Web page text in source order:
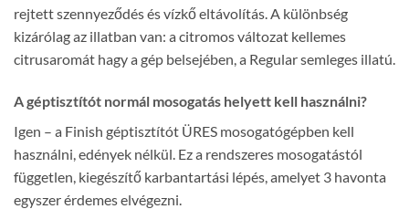
rejtett szennyeződés és vízkő eltávolítás. A különbség
kizárólag az illatban van: a citromos változat kellemes
citrusaromát hagy a gép belsejében, a Regular semleges illatú.
A géptisztítót normál mosogatás helyett kell használni?
Igen – a Finish géptisztítót ÜRES mosogatógépben kell
használni, edények nélkül. Ez a rendszeres mosogatástól
független, kiegészítő karbantartási lépés, amelyet 3 havonta
egyszer érdemes elvégezni.